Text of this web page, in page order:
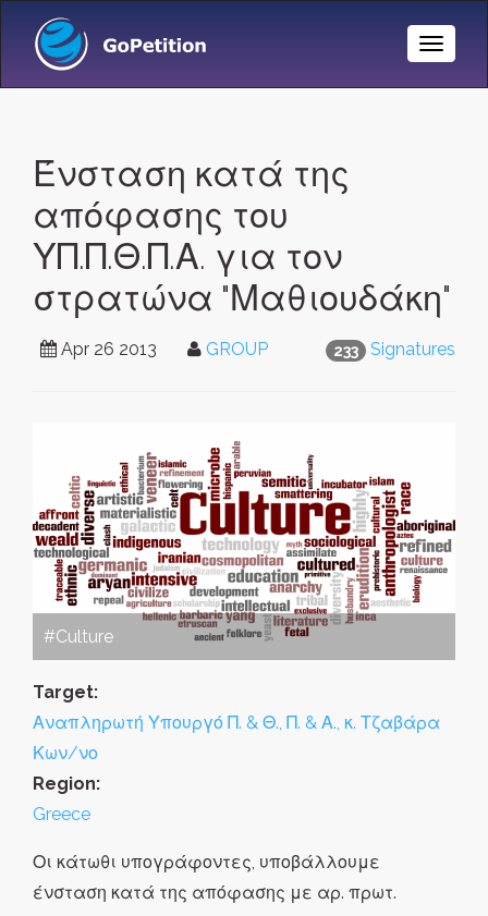
Toggle
Ένσταση κατά της
απόφασης του
ΥΠ.Π.Θ.Π.Α. για τον
στρατώνα "Μαθιουδάκη"
233 Signatures
Apr 26 2013 GROUP
#Culture
Target:
Αναπληρωτή Υπουργό Π. & Θ., Π. & Α., κ. Τζαβάρα
Κων/νο
Region:
Greece
Οι κάτωθι υπογράφοντες, υποβάλλουμε
ένσταση κατά της απόφασης με αρ. πρωτ.